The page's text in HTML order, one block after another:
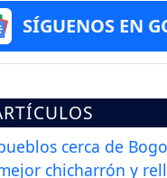
SÍGUENOS EN